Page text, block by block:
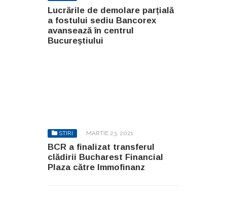
Lucrările de demolare parțială
a fostului sediu Bancorex
avansează în centrul
Bucureștiului
STIRI MARTIE 23, 2021
BCR a finalizat transferul
clădirii Bucharest Financial
Plaza către Immofinanz